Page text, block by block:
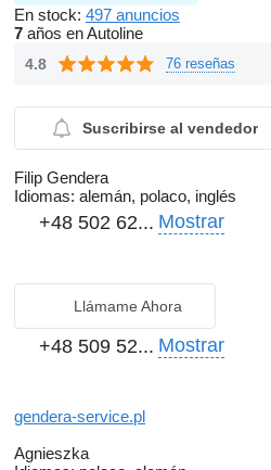
En stock: 497 anuncios
7 años en Autoline
4.8 76 reseñas
Suscribirse al vendedor
Filip Gendera
Idiomas: alemán, polaco, inglés
+48 502 62... Mostrar
Llámame Ahora
+48 509 52... Mostrar
gendera-service.pl
Agnieszka